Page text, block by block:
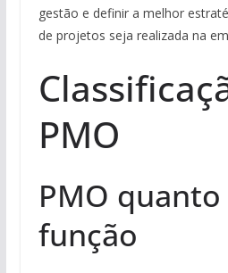
gestão e definir a melhor
de projetos seja realizada na
PMO
PMO quanto
função